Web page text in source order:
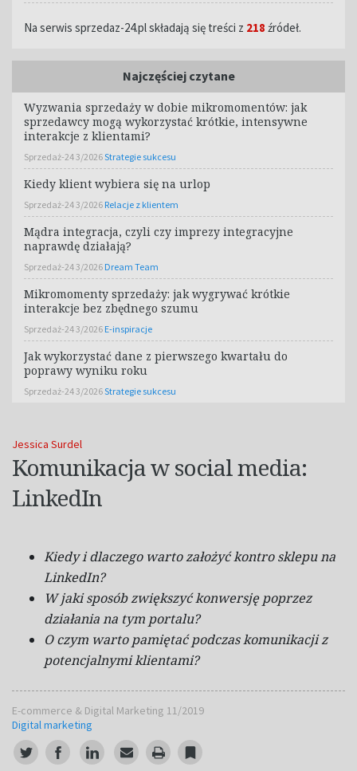
Jessica Surdel
Komunikacja w social media:
LinkedIn
Kiedy i dlaczego warto założyć kontro sklepu na
LinkedIn?
W jaki sposób zwiększyć konwersję poprzez
działania na tym portalu?
O czym warto pamiętać podczas komunikacji z
potencjalnymi klientami?
E-commerce & Digital Marketing 11/2019
Digital marketing
Na serwis sprzedaz-24.pl składają się treści z 218 źródeł.
Najczęściej czytane
Wyzwania sprzedaży w dobie mikromomentów: jak
sprzedawcy mogą wykorzystać krótkie, intensywne
interakcje z klientami?
Sprzedaż-24 3/2026Strategie sukcesu
Kiedy klient wybiera się na urlop
Sprzedaż-24 3/2026 Relacje z klientem
Mądra integracja, czyli czy imprezy integracyjne
naprawdę działają?
Sprzedaż-24 3/2026 Dream Team
Mikromomenty sprzedaży: jak wygrywać krótkie
interakcje bez zbędnego szumu
Sprzedaż-24 3/2026 E-inspiracje
Jak wykorzystać dane z pierwszego kwartału do
poprawy wyniku roku
Sprzedaż-24 3/2026Strategie sukcesu